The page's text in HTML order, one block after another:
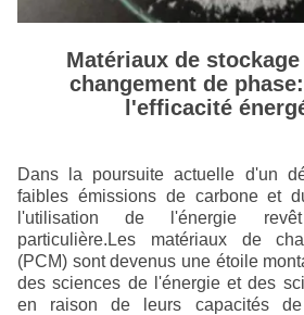
Matériaux de
changement de
l'efficacité
Dans la poursuite actuelle d'un
faibles émissions de carbone et
l'utilisation de l'énergie
particulière.Les matériaux de
(PCM) sont devenus une étoile
des sciences de l'énergie et des
en raison de leurs capacités de